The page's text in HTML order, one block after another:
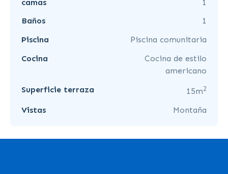
camas
1
Baños
1
Piscina
Piscina comunitaria
Cocina
Cocina de estilo
americano
Superficie terraza
15m2
Vistas Montaña